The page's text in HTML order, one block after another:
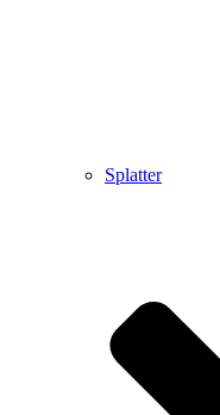
Splatter